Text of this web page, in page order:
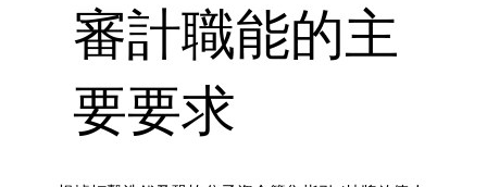
審計職能的主
要要求